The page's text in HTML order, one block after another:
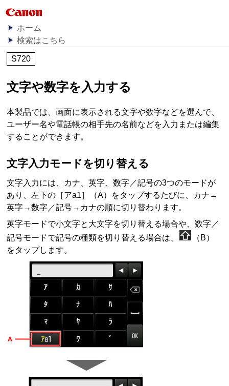
ホーム
検索はこちら
S720
文字や数字を入力する
本製品では、画面に表示される文字や数字などを選んで、
ユーザー名や電話帳の相手先の名前などを入力または編集
することができます。
文字入力モードを切り替える
文字入力には、カナ、英字、数字／記号の3つのモードが
あり、左下の［アa1］（A）をタップするたびに、カナ→
英字→数字／記号→カナの順に切り替わります。
英字モードで小文字と大文字を切り替える場合や、数字／
記号モードで記号の種類を切り替える場合は、
（B）
をタップします。